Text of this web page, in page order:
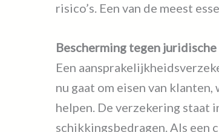
risico’s. Een van de meest
Bescherming tegen
Een
nu gaat om eisen van
helpen. De verzekering staat
schikkingsbedragen. Als een